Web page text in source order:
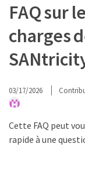
FAQ sur
charges
03/17/2026
Cette FAQ peut
rapide à une